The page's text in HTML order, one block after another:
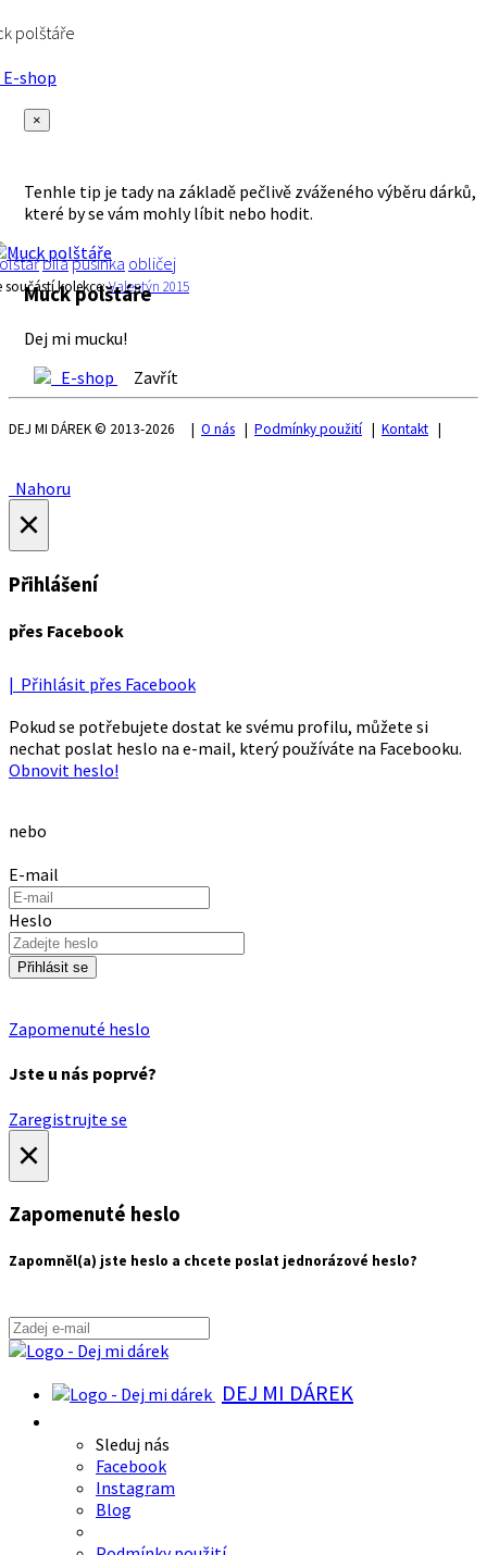
polštáře
shop
×
Tenhle tip je tady na základě pečlivě zváženého výběru dárků,
které by se vám mohly líbit nebo hodit.
bílápusinka obličej
součástí kolekce:Valentýn 2015
Muck polštáře
Dej mi mucku!
E-shop
Zavřít
DEJ MI DÁREK © 2013-2026 | O nás | Podmínky použití| Kontakt |
Nahoru
×
Přihlášení
přes Facebook
| Přihlásit přes Facebook
Pokud se potřebujete dostat ke svému profilu, můžete si
nechat poslat heslo na e-mail, který používáte na Facebooku.
Obnovit heslo!
nebo
E-mail
Heslo
Přihlásit se
Zapomenuté heslo
Jste u nás poprvé?
Zaregistrujte se
×
Zapomenuté heslo
Zapomněl(a) jste heslo a chcete poslat jednorázové heslo?
DEJ MI DÁREK
Sleduj nás
Facebook
Instagram
Blog